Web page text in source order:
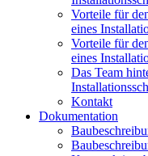
Vorteile für
eines
Vorteile für
eines
Das Team
Kontakt
Dokumentation